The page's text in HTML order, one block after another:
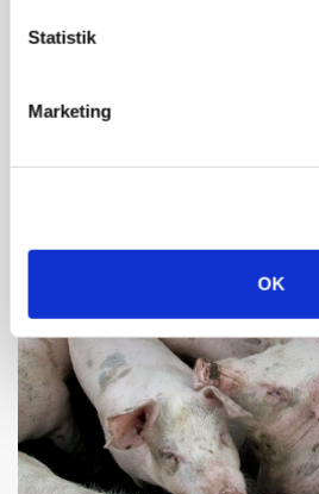
Statistik
Marketing
OK
Markvandring sætter fokus